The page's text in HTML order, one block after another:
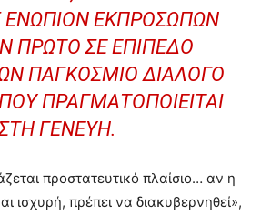
ΕΝΏΠΙΟΝ ΕΚΠΡΟΣΏΠΩΝ
ΠΡΏΤΟ ΣΕ ΕΠΊΠΕΔΟ
ΠΑΓΚΌΣΜΙΟ ΔΙΆΛΟΓΟ
ΠΡΑΓΜΑΤΟΠΟΙΕΊΤΑΙ
ΓΕΝΕΎΗ.
προστατευτικό πλαίσιο… αν η
ισχυρή, πρέπει να διακυβερνηθεί»,